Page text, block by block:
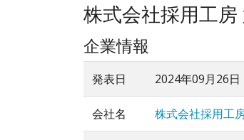
株式会社採用工
企業情報
発表日 2024年09月26日
会社名 株式会社採用工